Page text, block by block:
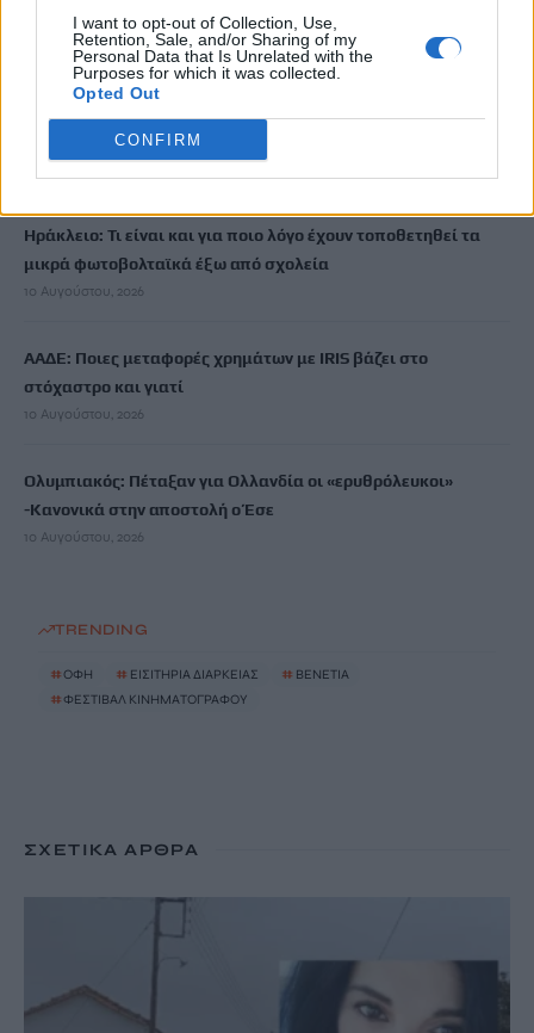
I want to opt-out of Collection, Use,
Retention, Sale, and/or Sharing of my
Personal Data that Is Unrelated with the
Purposes for which it was collected.
Opted Out
CONFIRM
ουκρανική επίθεση στο Ταταρστάν
10 Αυγούστου, 2026
προσγειώθηκε στο Σαρακήνικο της Μήλου
Ηράκλειο: Τι είναι και για ποιο λόγο έχουν τοποθετηθεί τα
μικρά φωτοβολταϊκά έξω από σχολεία
10 Αυγούστου, 2026
ΑΑΔΕ: Ποιες μεταφορές χρημάτων με IRIS βάζει στο
στόχαστρο και γιατί
10 Αυγούστου, 2026
Ολυμπιακός: Πέταξαν για Ολλανδία οι «ερυθρόλευκοι»
-Κανονικά στην αποστολή ο Έσε
10 Αυγούστου, 2026
TRENDING
#ΟΦΗ # ΕΙΣΙΤΗΡΙΑ ΔΙΑΡΚΕΙΑΣ # ΒΕΝΕΤΙΑ
#ΦΕΣΤΙΒΑΛ ΚΙΝΗΜΑΤΟΓΡΑΦΟΥ
ΣΧΕΤΙΚΆ ΆΡΘΡΑ